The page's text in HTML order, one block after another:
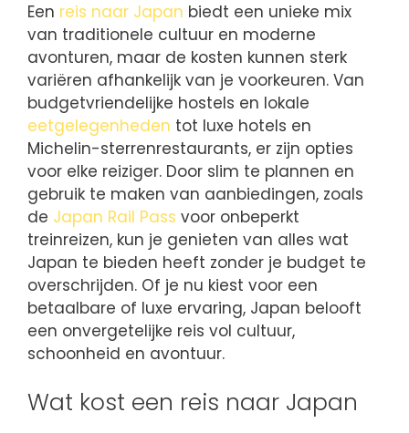
Een reis naar Japan biedt een unieke mix
van traditionele cultuur en moderne
avonturen, maar de kosten kunnen sterk
variëren afhankelijk van je voorkeuren. Van
budgetvriendelijke hostels en lokale
eetgelegenheden tot luxe hotels en
Michelin-sterrenrestaurants, er zijn opties
voor elke reiziger. Door slim te plannen en
gebruik te maken van aanbiedingen, zoals
de Japan Rail Pass voor onbeperkt
treinreizen, kun je genieten van alles wat
Japan te bieden heeft zonder je budget te
overschrijden. Of je nu kiest voor een
betaalbare of luxe ervaring, Japan belooft
een onvergetelijke reis vol cultuur,
schoonheid en avontuur.
Wat kost een reis naar Japan